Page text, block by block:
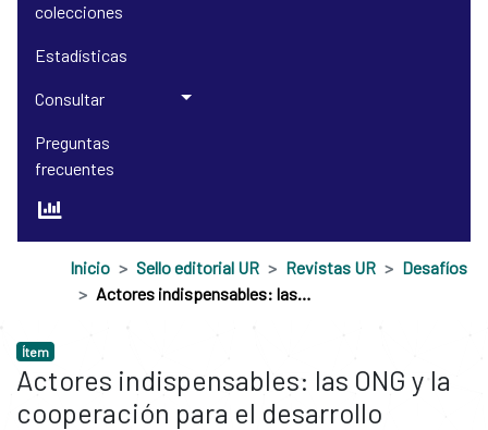
colecciones
Estadísticas
Consultar
Preguntas
frecuentes
Inicio Sello editorial UR Revistas UR
Desafíos
Actores indispensables: las ONG y la cooperación para el desarrollo
Ítem
Actores indispensables: las ONG y la
cooperación para el desarrollo